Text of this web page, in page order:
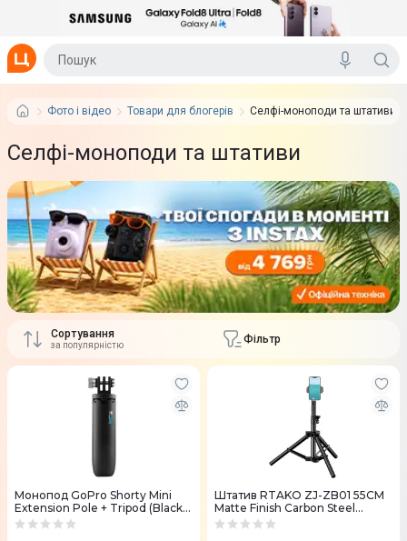
Фото і відео Товари для блогерів Селфі-моноподи та штативи
Селфі-моноподи та штативи
Сортування
за популярністю Фільтр
Монопод GoPro Shorty Mini
Extension Pole + Tripod (Black)
AFTTM-001
Штатив RTAKO ZJ-ZB01 55CM
Matte Finish Carbon Steel
Tripod Black